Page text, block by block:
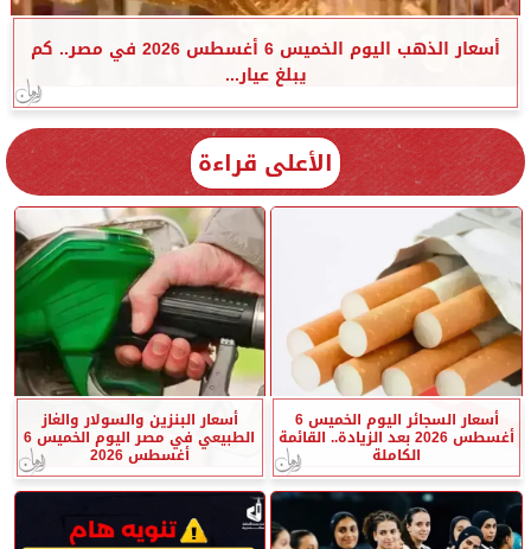
أسعار الذهب اليوم الخميس 6 أغسطس 2026 في مصر.. كم
يبلغ عيار...
الأعلى قراءة
أسعار السجائر اليوم الخميس 6
أغسطس 2026 بعد الزيادة.. القائمة
الكاملة
أسعار البنزين والسولار والغاز
الطبيعي في مصر اليوم الخميس 6
أغسطس 2026